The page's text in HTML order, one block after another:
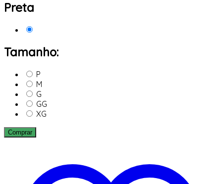
Preta
Tamanho:
P
M
G
GG
XG
Comprar